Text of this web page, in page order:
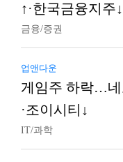
↑·한국금융지주↓
금융/증권
업앤다운
게임주 하락…네
·조이시티↓
IT/과학